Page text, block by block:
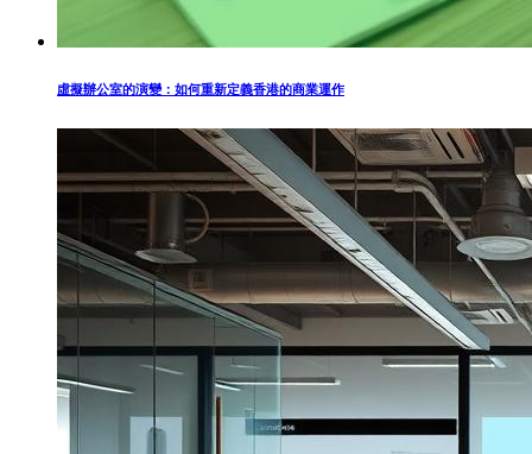
虛擬辦公室的演變：如何重新定義香港的商業運作